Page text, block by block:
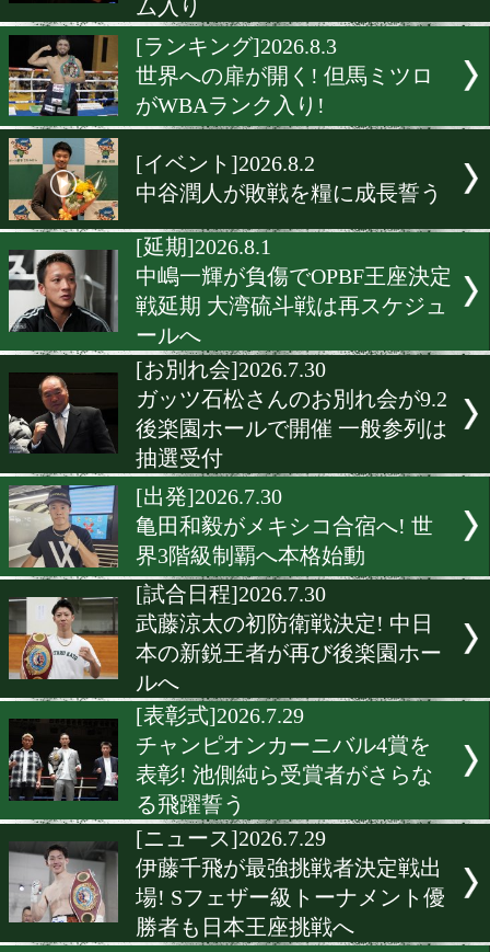
級制覇と未来を懸けた決戦
[世界戦発表会見]2026.8.3
坪井智也が5戦目で世界獲
「圧倒的に勝つ」と王座奪
言
[入門]2026.8.3
世界王者への第一歩! イン
ハイ準優勝の太田在音が六
ム入り
[ランキング]2026.8.3
世界への扉が開く! 但馬ミ
がWBAランク入り!
[イベント]2026.8.2
中谷潤人が敗戦を糧に成長
[延期]2026.8.1
中嶋一輝が負傷でOPBF王
戦延期 大湾硫斗戦は再ス
ールへ
[お別れ会]2026.7.30
ガッツ石松さんのお別れ会
後楽園ホールで開催 一般
抽選受付
[出発]2026.7.30
亀田和毅がメキシコ合宿へ